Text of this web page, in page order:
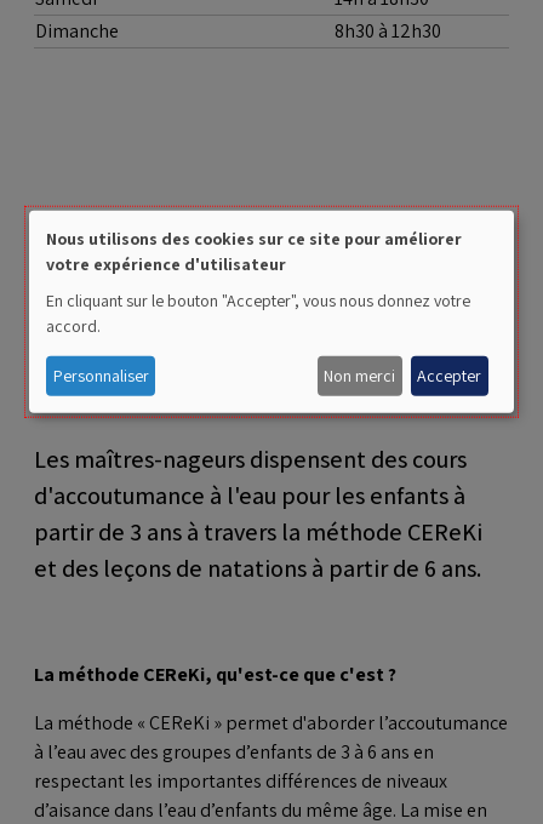
Dimanche
8h30 à 12h30
Présentation
piscine d'Ans 🐟
Les maîtres-nageurs dispensent des cours
d'accoutumance à l'eau pour les enfants à
partir de 3 ans à travers la méthode CEReKi
et des leçons de natations à partir de 6 ans.
La méthode CEReKi, qu'est-ce que c'est ?
La méthode « CEReKi » permet d'aborder l’accoutumance
à l’eau avec des groupes d’enfants de 3 à 6 ans en
respectant les importantes différences de niveaux
d’aisance dans l’eau d’enfants du même âge. La mise en
Use
of
personal
data
and
cookies
Nous utilisons des cookies sur ce site pour améliorer
votre expérience d'utilisateur
En cliquant sur le bouton "Accepter", vous nous donnez votre
accord.
Personnaliser Non merci Accepter